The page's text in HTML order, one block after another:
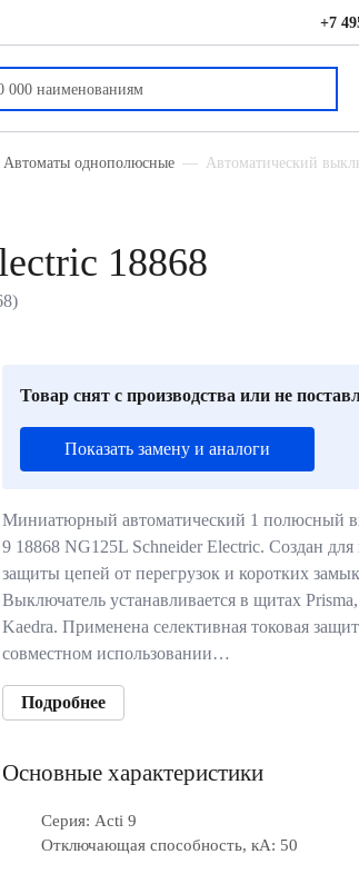
+7
Автоматы однополюсные
Автоматический
18868
Товар снят с производства или не
Показать замену и аналоги
Миниатюрный автоматический 1 полюсный
9 18868 NG125L Schneider Electric. Создан
защиты цепей от перегрузок и коротких
Выключатель устанавливается в щитах
Kaedra. Применена селективная токовая
совместном использовании…
Подробнее
Основные характеристики
Серия: Acti 9
Отключающая способность, кА: 50